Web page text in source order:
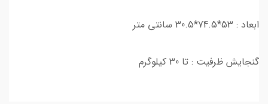
ابعاد : 53*74.5*30.5 سانتی متر
گنجایش ظرفیت : تا 30 کیلوگرم